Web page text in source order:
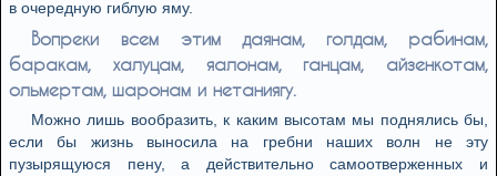
в очередную гиблую яму.
Вопреки всем этим даянам, голдам, рабинам,
баракам, халуцам, яалонам, ганцам, айзенкотам,
ольмертам, шаронам и нетаниягу.
Можно лишь вообразить, к каким высотам мы поднялись бы,
если бы жизнь выносила на гребни наших волн не эту
пузырящуюся пену, а действительно самоотверженных и